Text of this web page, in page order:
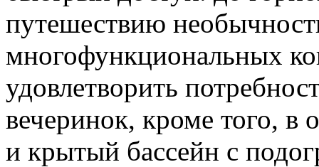
путешествию
многофункциональных
удовлетворить
вечеринок, кроме того, в
и крытый бассейн с